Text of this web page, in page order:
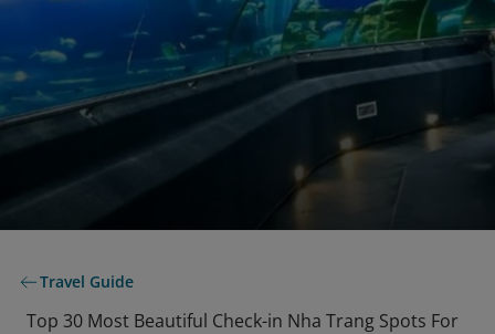
Travel Guide
Top 30 Most Beautiful Check-in Nha Trang Spots For